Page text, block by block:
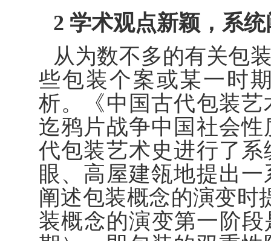
2 学术观点新颖，系
从为数不多的有关包
些包装个案或某一时
析。《中国古代包装
迄鸦片战争中国社会
代包装艺术史进行了
眼、高屋建瓴地提出
阐述包装概念的演变时
装概念的演变第一阶